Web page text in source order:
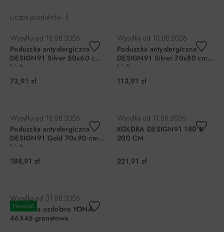
Liczba produktów: 5
Wysyłka od 10.08.2026
Poduszka antyalergiczna
DESIGN91 Silver 50x60 cm
biała
73,91 zł
Wysyłka od 10.08.2026
Poduszka antyalergiczna
DESIGN91 Silver 70x80 cm
biała
113,91 zł
Wysyłka od 10.08.2026
Poduszka antyalergiczna
DESIGN91 Gold 70x90 cm
biała
188,91 zł
Wysyłka od 11.08.2026
KOŁDRA DESIGN91 180 X
200 CM
221,91 zł
Nowość
Wysyłka od 31.08.2026
Poduszka ozdobna YONA
46X45 granatowa